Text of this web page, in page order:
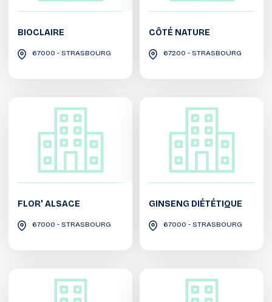
BIOCLAIRE
67000 - STRASBOURG
CÔTÉ NATURE
67200 - STRASBOURG
FLOR' ALSACE
67000 - STRASBOURG
GINSENG DIÉTÉTIQUE
67000 - STRASBOURG